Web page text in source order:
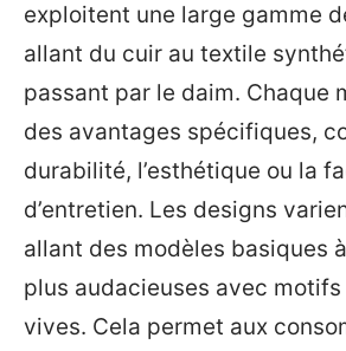
exploitent une large gamme
allant du cuir au textile
passant par le daim. Chaque
des avantages spécifiques,
durabilité, l’esthétique ou la
d’entretien. Les designs
allant des modèles basiques
plus audacieuses avec motifs
vives. Cela permet aux